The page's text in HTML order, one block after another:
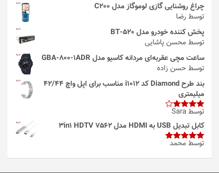
چراغ روشنایی گازی لوموگاز مدل C200
توسط رضا
پخش کننده خودرو مدل 520-BT
توسط محسن پاشایی
ساعت مچی عقربه‌ای مردانه کاسیو مدل GBA-800-1ADR
توسط حسن زاده
بند طرح Diamond کد i1012 مناسب برای اپل واچ 42/44
میلیمتری
امتیاز4
از 5
توسط Sara
کابل تبدیل USB به HDMI مدل 3in1 HDTV 7562
امتیاز5از
توسط محمد